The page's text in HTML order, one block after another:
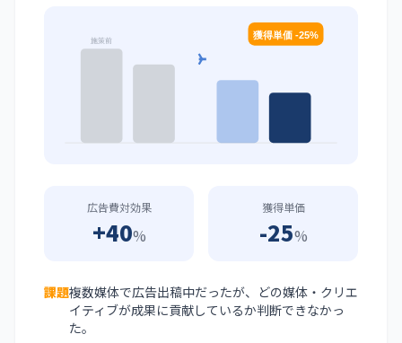
施策前 施策後
獲得単価 -25%
広告費対効果
+40%
獲得単価
-25%
課題複数媒体で広告出稿中だったが、どの媒体・クリエ
イティブが成果に貢献しているか判断できなかっ
た。